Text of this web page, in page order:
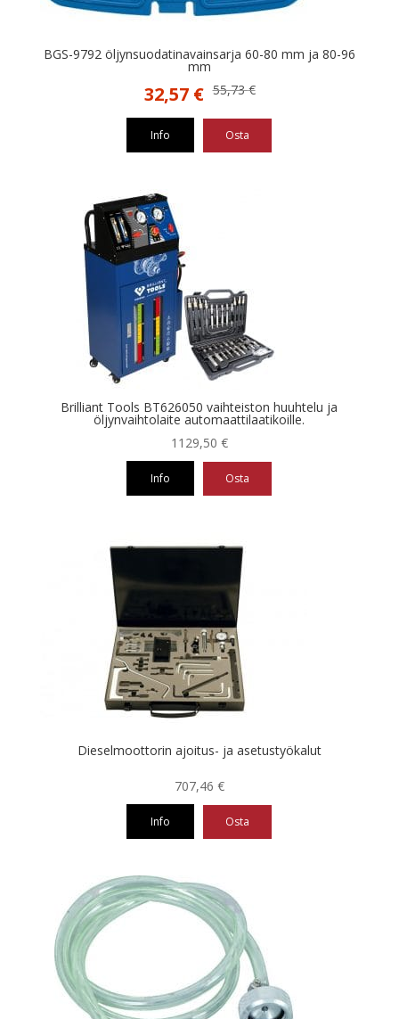
BGS-9792 öljynsuodatinavainsarja 60-80 mm ja 80-96
mm
55,73€
Alkuperäinen
55,73 €.
32,57 €Nykyinen
32,57 €.
Info Osta
Brilliant Tools BT626050 vaihteiston huuhtelu ja
öljynvaihtolaite automaattilaatikoille.
1129,50 €
Info Osta
Dieselmoottorin ajoitus- ja asetustyökalut
707,46 €
Info Osta